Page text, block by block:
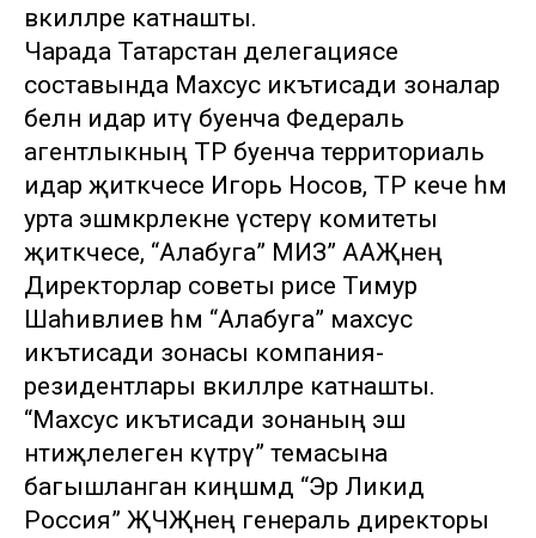
вәкилләре катнашты.
Чарада Татарстан делегациясе
составында Махсус икътисади зоналар
белән идарә итү буенча Федераль
агентлыкның ТР буенча территориаль
идарә җитәкчесе Игорь Носов, ТР кече һәм
урта эшмәкәрлекне үстерү комитеты
җитәкчесе, “Алабуга” МИЗ” ААҖнең
Директорлар советы рәисе Тимур
Шаһивәлиев һәм “Алабуга” махсус
икътисади зонасы компания-
резидентлары вәкилләре катнашты.
“Махсус икътисади зонаның эш
нәтиҗәлелеген күтәрү” темасына
багышланган киңәшмәдә “Эр Ликид
Россия” ҖЧҖнең генераль директоры